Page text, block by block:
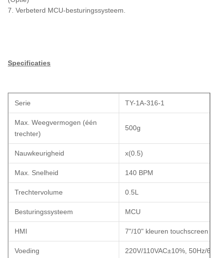
7. Verbeterd MCU-besturingssysteem.
Specificaties
Serie TY-1A-316-1
Max. Weegvermogen (één
trechter)
500g
Nauwkeurigheid x(0.5)
Max. Snelheid 140 BPM
Trechtervolume 0.5L
Besturingssysteem MCU
HMI 7"/10" kleuren touchscreen
Voeding 220V/110VAC±10%, 50Hz/